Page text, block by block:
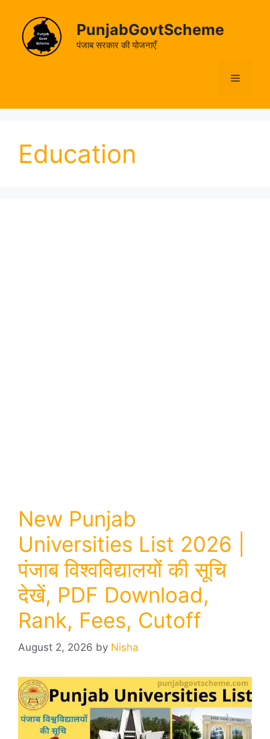
content
PunjabGovtScheme
पंजाब सरकार की योजनाएँ
Menu
Education
New Punjab
Universities List 2026 |
पंजाब विश्वविद्यालयों की सूचि
देखें, PDF Download,
Rank, Fees, Cutoff
August 2, 2026 by Nisha